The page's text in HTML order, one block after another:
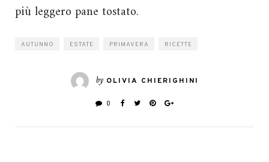
più leggero pane tostato.
AUTUNNO ESTATE PRIMAVERA RICETTE
by OLIVIA CHIERIGHINI
0